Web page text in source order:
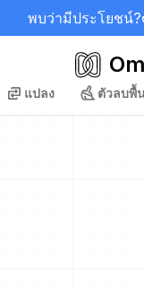
พบว่ามีประโยชน์?
แปลง ตัวลบพื้